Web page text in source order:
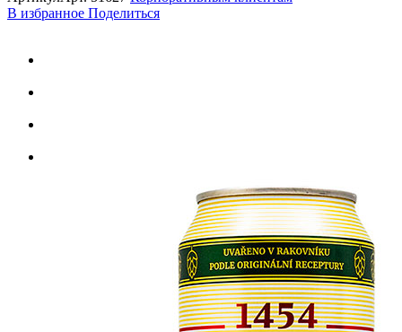
В избранное Поделиться